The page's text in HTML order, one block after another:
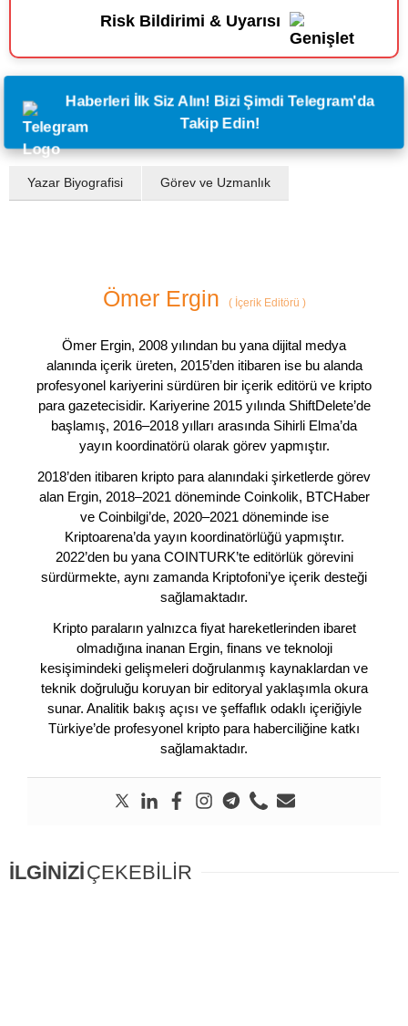
Risk Bildirimi & Uyarısı
Haberleri İlk Siz Alın! Bizi Şimdi Telegram'da
Takip Edin!
Yazar Biyografisi Görev ve Uzmanlık
Ömer Ergin (İçerik Editörü )
Ömer Ergin, 2008 yılından bu yana dijital medya
alanında içerik üreten, 2015’den itibaren ise bu alanda
profesyonel kariyerini sürdüren bir içerik editörü ve kripto
para gazetecisidir. Kariyerine 2015 yılında ShiftDelete’de
başlamış, 2016–2018 yılları arasında Sihirli Elma’da
yayın koordinatörü olarak görev yapmıştır.
2018’den itibaren kripto para alanındaki şirketlerde görev
alan Ergin, 2018–2021 döneminde Coinkolik, BTCHaber
ve Coinbilgi’de, 2020–2021 döneminde ise
Kriptoarena’da yayın koordinatörlüğü yapmıştır.
2022’den bu yana COINTURK’te editörlük görevini
sürdürmekte, aynı zamanda Kriptofoni’ye içerik desteği
sağlamaktadır.
Kripto paraların yalnızca fiyat hareketlerinden ibaret
olmadığına inanan Ergin, finans ve teknoloji
kesişimindeki gelişmeleri doğrulanmış kaynaklardan ve
teknik doğruluğu koruyan bir editoryal yaklaşımla okura
sunar. Analitik bakış açısı ve şeffaflık odaklı içeriğiyle
Türkiye’de profesyonel kripto para haberciliğine katkı
sağlamaktadır.
İLGİNİZİÇEKEBİLİR